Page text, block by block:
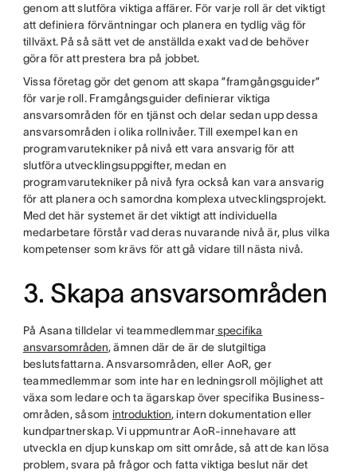
genom att slutföra viktiga affärer. För varje roll är det viktigt
att definiera förväntningar och planera en tydlig väg för
tillväxt. På så sätt vet de anställda exakt vad de behöver
göra för att prestera bra på jobbet.
Vissa företag gör det genom att skapa ”framgångsguider”
för varje roll. Framgångsguider definierar viktiga
ansvarsområden för en tjänst och delar sedan upp dessa
ansvarsområden i olika rollnivåer. Till exempel kan en
programvarutekniker på nivå ett vara ansvarig för att
slutföra utvecklingsuppgifter, medan en
programvarutekniker på nivå fyra också kan vara ansvarig
för att planera och samordna komplexa utvecklingsprojekt.
Med det här systemet är det viktigt att individuella
medarbetare förstår vad deras nuvarande nivå är, plus vilka
kompetenser som krävs för att gå vidare till nästa nivå.
3. Skapa ansvarsområden
På Asana tilldelar vi teammedlemmarspecifika
ansvarsområden, ämnen där de är de slutgiltiga
beslutsfattarna. Ansvarsområden, eller AoR, ger
teammedlemmar som inte har en ledningsroll möjlighet att
växa som ledare och ta ägarskap över specifika Business-
områden, såsom introduktion, intern dokumentation eller
kundpartnerskap. Vi uppmuntrar AoR-innehavare att
utveckla en djup kunskap om sitt område, så att de kan lösa
problem, svara på frågor och fatta viktiga beslut när det